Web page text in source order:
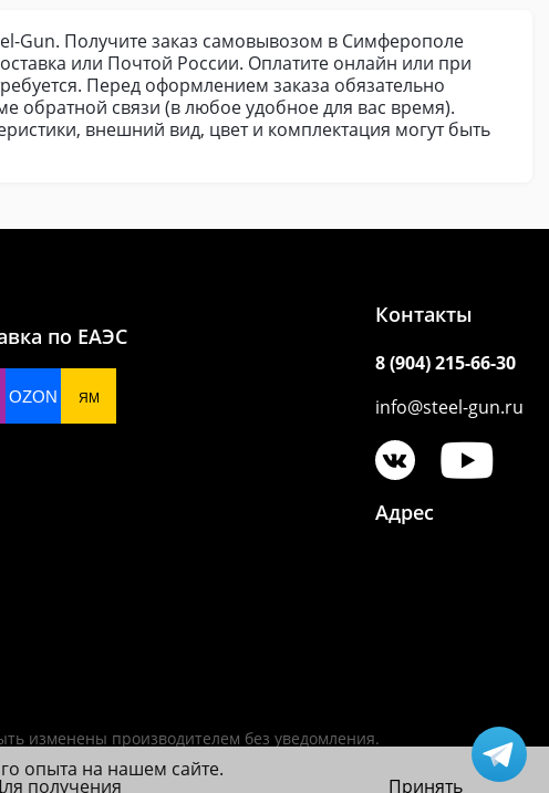
Gun. Получите заказ самовывозом в Симферополе
или Почтой России. Оплатите онлайн или при
Перед оформлением заказа обязательно
обратной связи (в любое удобное для вас время).
внешний вид, цвет и комплектация могут быть
по ЕАЭС
OZON ЯМ
Контакты
8 (904) 215-66-30
info@steel-gun.ru
Адрес
изменены производителем без уведомления.
опыта на нашем сайте.
получения Принять